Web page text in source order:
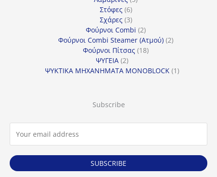
Στόφες 66
προϊόντα
Σχάρες 33
προϊόντα
Φούρνοι Combi 22
προϊόντα
Φούρνοι Combi Steamer (Ατμού) 22
Φούρνοι Πίτσας 1818
ΨΥΓΕΙΑ 22
προϊόντα
ΨΥΚΤΙΚΑ ΜΗΧΑΝΗΜΑΤΑ MONOBLOCK 11
Subscribe
SUBSCRIBE